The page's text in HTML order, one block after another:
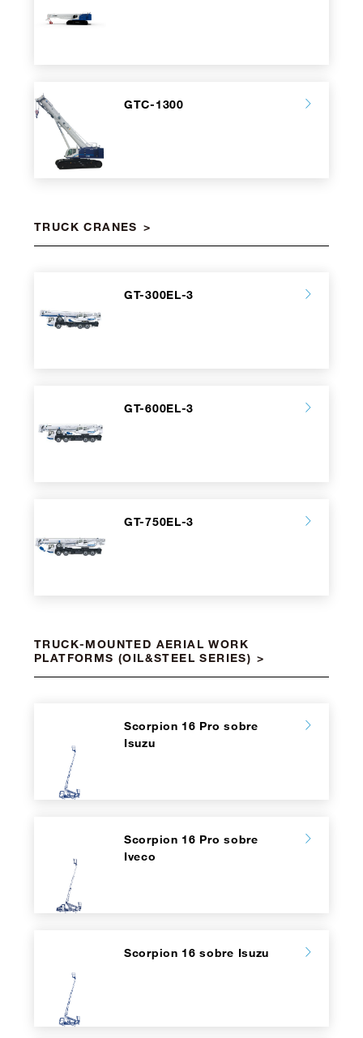
GTC-1300
TRUCK CRANES
GT-300EL-3
GT-600EL-3
GT-750EL-3
TRUCK-MOUNTED AERIAL WORK
PLATFORMS (OIL&STEEL SERIES)
Scorpion 16 Pro sobre
Isuzu
Scorpion 16 Pro sobre
Iveco
Scorpion 16 sobre Isuzu